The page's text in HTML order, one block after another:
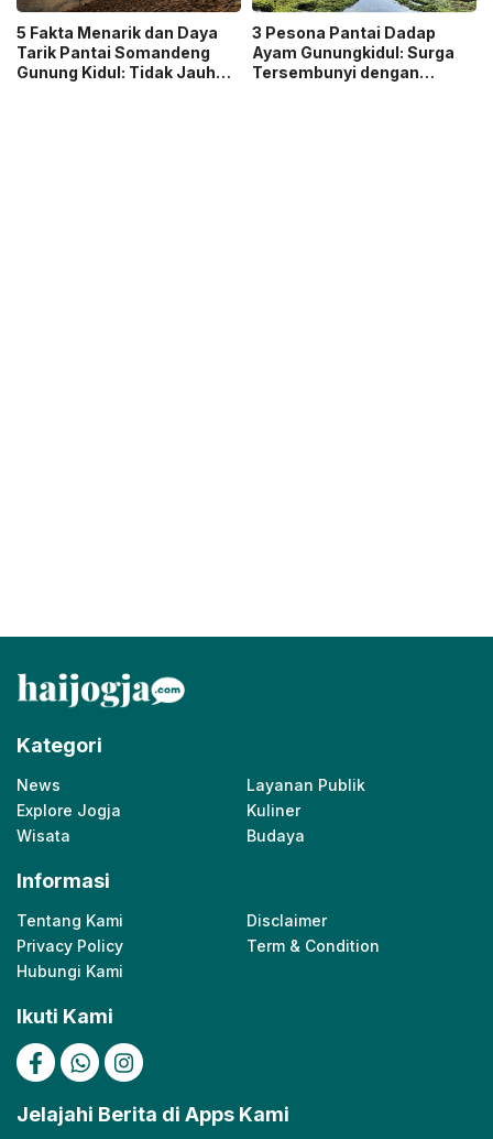
5 Fakta Menarik dan Daya
Tarik Pantai Somandeng
Gunung Kidul: Tidak Jauh
3 Pesona Pantai Dadap
Ayam Gunungkidul: Surga
Tersembunyi dengan
Kategori
News
Layanan Publik
Explore Jogja
Kuliner
Wisata
Budaya
Informasi
Tentang Kami
Disclaimer
Privacy Policy
Term & Condition
Hubungi Kami
Ikuti Kami
Jelajahi Berita di Apps Kami